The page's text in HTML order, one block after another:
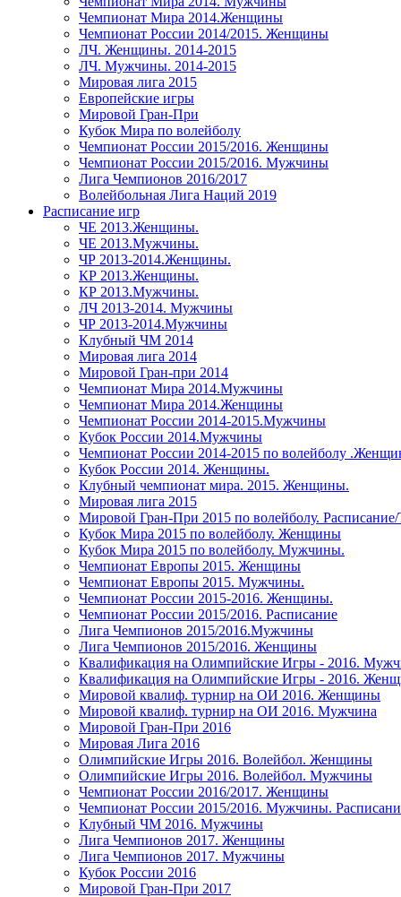
Чемпионат Мира 2014.Женщины
Чемпионат России 2014/2015. Женщины
ЛЧ. Женщины. 2014-2015
ЛЧ. Мужчины. 2014-2015
Мировая лига 2015
Европейские игры
Мировой Гран-При
Кубок Мира по волейболу
Чемпионат России 2015/2016. Женщины
Чемпионат России 2015/2016. Мужчины
Лига Чемпионов 2016/2017
Волейбольная Лига Наций 2019
Расписание игр
ЧЕ 2013.Женщины.
ЧЕ 2013.Мужчины.
ЧР 2013-2014.Женщины.
КР 2013.Женщины.
КР 2013.Мужчины.
ЛЧ 2013-2014. Мужчины
ЧР 2013-2014.Мужчины
Клубный ЧМ 2014
Мировая лига 2014
Мировой Гран-при 2014
Чемпионат Мира 2014.Мужчины
Чемпионат Мира 2014.Женщины
Чемпионат России 2014-2015.Мужчины
Кубок России 2014.Мужчины
Чемпионат России 2014-2015 по волейболу
Кубок России 2014. Женщины.
Клубный чемпионат мира. 2015. Женщины.
Мировая лига 2015
Мировой Гран-При 2015 по волейболу.
Кубок Мира 2015 по волейболу. Женщины
Кубок Мира 2015 по волейболу. Мужчины.
Чемпионат Европы 2015. Женщины
Чемпионат Европы 2015. Мужчины.
Чемпионат России 2015-2016. Женщины.
Чемпионат России 2015/2016. Расписание
Лига Чемпионов 2015/2016.Мужчины
Лига Чемпионов 2015/2016. Женщины
Квалификация на Олимпийские Игры - 2016.
Квалификация на Олимпийские Игры - 2016.
Мировой квалиф. турнир на ОИ 2016. Женщины
Мировой квалиф. турнир на ОИ 2016. Мужчина
Мировой Гран-При 2016
Мировая Лига 2016
Олимпийские Игры 2016. Волейбол. Женщины
Олимпийские Игры 2016. Волейбол. Мужчины
Чемпионат России 2016/2017. Женщины
Чемпионат России 2015/2016. Мужчины.
Клубный ЧМ 2016. Мужчины
Лига Чемпионов 2017. Женщины
Лига Чемпионов 2017. Мужчины
Кубок России 2016
Мировой Гран-При 2017